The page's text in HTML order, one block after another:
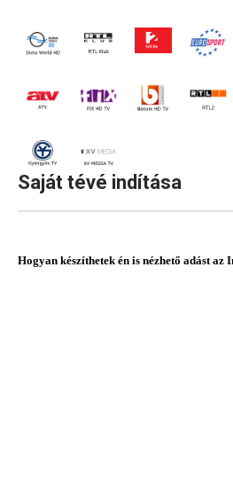
ÉLŐ ADÁS
ONLINE RÁDIÓK
EGYEBEK
VIDEÓK
Saját tévé indítása
Hogyan készíthetek én is nézhető adást az